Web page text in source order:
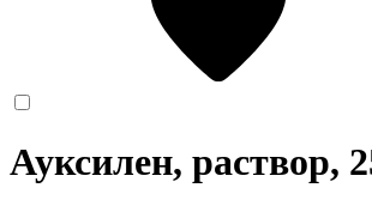
Ауксилен, раствор,